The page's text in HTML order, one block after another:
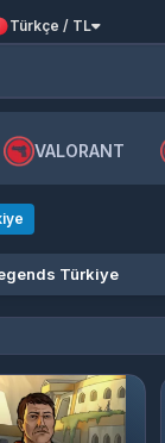
Türkçe / TL
VALORANT
Türkiye